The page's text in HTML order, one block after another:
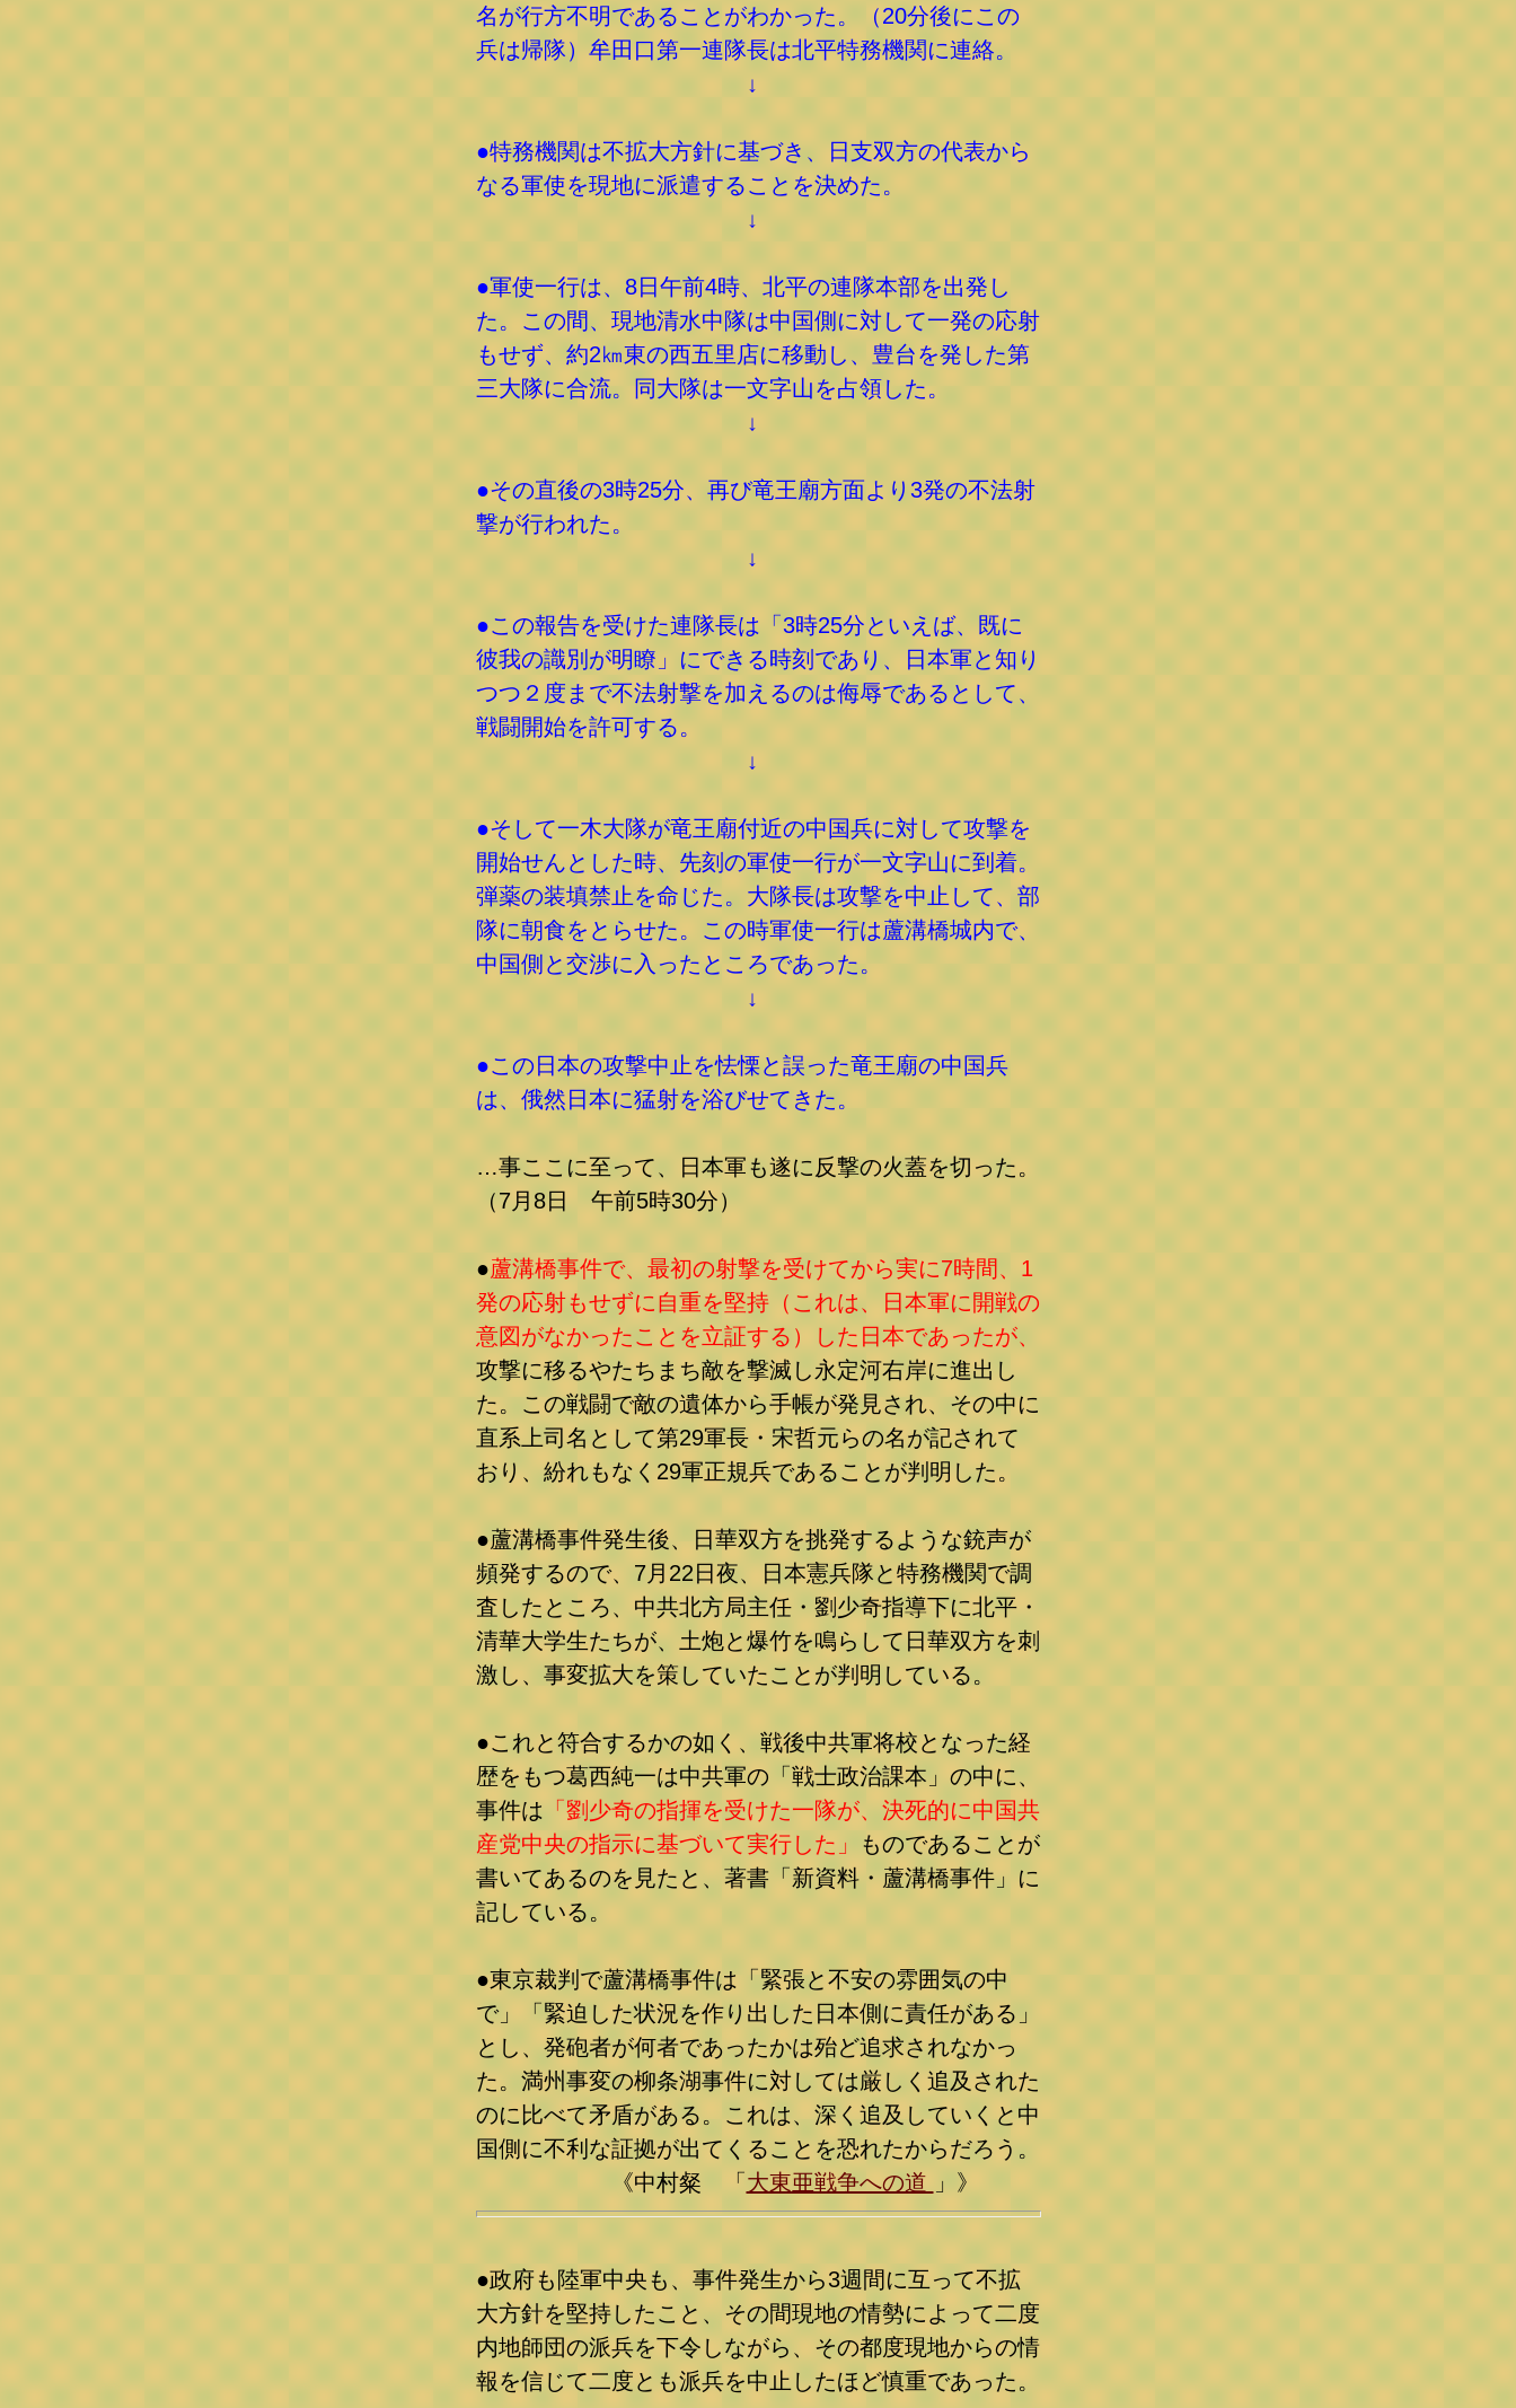
名が行方不明であることがわかった。（20分後にこの
兵は帰隊）牟田口第一連隊長は北平特務機関に連絡。
↓
●特務機関は不拡大方針に基づき、日支双方の代表から
なる軍使を現地に派遣することを決めた。
↓
●軍使一行は、8日午前4時、北平の連隊本部を出発し
た。この間、現地清水中隊は中国側に対して一発の応射
もせず、約2㎞東の西五里店に移動し、豊台を発した第
三大隊に合流。同大隊は一文字山を占領した。
↓
●その直後の3時25分、再び竜王廟方面より3発の不法射
撃が行われた。
↓
●この報告を受けた連隊長は「3時25分といえば、既に
彼我の識別が明瞭」にできる時刻であり、日本軍と知り
つつ２度まで不法射撃を加えるのは侮辱であるとして、
戦闘開始を許可する。
↓
●そして一木大隊が竜王廟付近の中国兵に対して攻撃を
開始せんとした時、先刻の軍使一行が一文字山に到着。
弾薬の装填禁止を命じた。大隊長は攻撃を中止して、部
隊に朝食をとらせた。この時軍使一行は蘆溝橋城内で、
中国側と交渉に入ったところであった。
↓
●この日本の攻撃中止を怯慄と誤った竜王廟の中国兵
は、俄然日本に猛射を浴びせてきた。
…事ここに至って、日本軍も遂に反撃の火蓋を切った。
（7月8日 午前5時30分）
●蘆溝橋事件で、最初の射撃を受けてから実に7時間、1
発の応射もせずに自重を堅持（これは、日本軍に開戦の
意図がなかったことを立証する）した日本であったが、
攻撃に移るやたちまち敵を撃滅し永定河右岸に進出し
た。この戦闘で敵の遺体から手帳が発見され、その中に
直系上司名として第29軍長・宋哲元らの名が記されて
おり、紛れもなく29軍正規兵であることが判明した。
●蘆溝橋事件発生後、日華双方を挑発するような銃声が
頻発するので、7月22日夜、日本憲兵隊と特務機関で調
査したところ、中共北方局主任・劉少奇指導下に北平・
清華大学生たちが、土炮と爆竹を鳴らして日華双方を刺
激し、事変拡大を策していたことが判明している。
●これと符合するかの如く、戦後中共軍将校となった経
歴をもつ葛西純一は中共軍の「戦士政治課本」の中に、
事件は 「劉少奇の指揮を受けた一隊が、決死的に中国共
産党中央の指示に基づいて実行した」
ものであることが
書いてあるのを見たと、著書「新資料・蘆溝橋事件」に
記している。
●東京裁判で蘆溝橋事件は「緊張と不安の雰囲気の中
で」「緊迫した状況を作り出した日本側に責任がある」
とし、発砲者が何者であったかは殆ど追求されなかっ
た。満州事変の柳条湖事件に対しては厳しく追及された
のに比べて矛盾がある。これは、深く追及していくと中
国側に不利な証拠が出てくることを恐れたからだろう。
《中村粲 「 大東亜戦争への道 」》
●政府も陸軍中央も、事件発生から3週間に互って不拡
大方針を堅持したこと、その間現地の情勢によって二度
内地師団の派兵を下令しながら、その都度現地からの情
報を信じて二度とも派兵を中止したほど慎重であった。